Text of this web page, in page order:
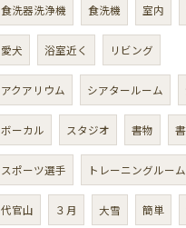
食洗器洗浄機 食洗機 室内
愛犬 浴室近く リビング
アクアリウム シアタールーム
ボーカル スタジオ 書物
スポーツ選手 トレーニングルーム
代官山 ３月 大雪 簡単